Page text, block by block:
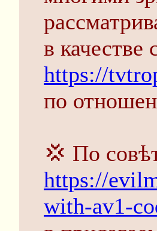
в качестве
https://
по
💢 По
https://
with-av1-